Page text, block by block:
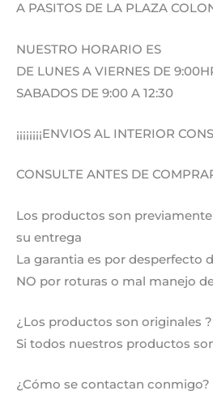
A PASITOS DE LA PLAZA
NUESTRO HORARIO ES
DE LUNES A VIERNES DE
SABADOS DE 9:00 A 12:30
¡¡¡¡¡¡¡¡ENVIOS AL INTERIOR
CONSULTE ANTES DE
Los productos son
su entrega
La garantia es por desperfecto
NO por roturas o mal manejo
¿Los productos son originales ?
Si todos nuestros productos
¿Cómo se contactan conmigo?